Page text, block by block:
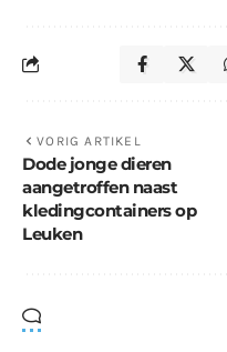
VORIG ARTIKEL
Dode jonge dieren
aangetroffen naast
kledingcontainers op
Leuken